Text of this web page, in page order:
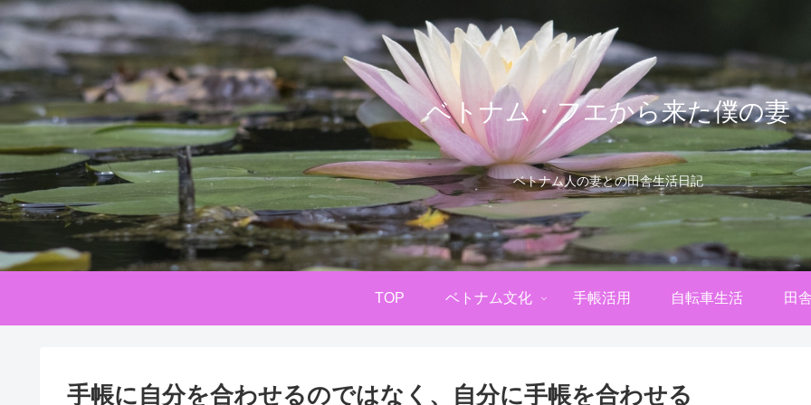
ベトナム・フエから来た僕の妻
ベトナム人の妻との田舎生活日記
TOP ベトナム文化 手帳活用 自転車生活 田
手帳に自分を合わせるのではなく、自分に手帳を合わせる